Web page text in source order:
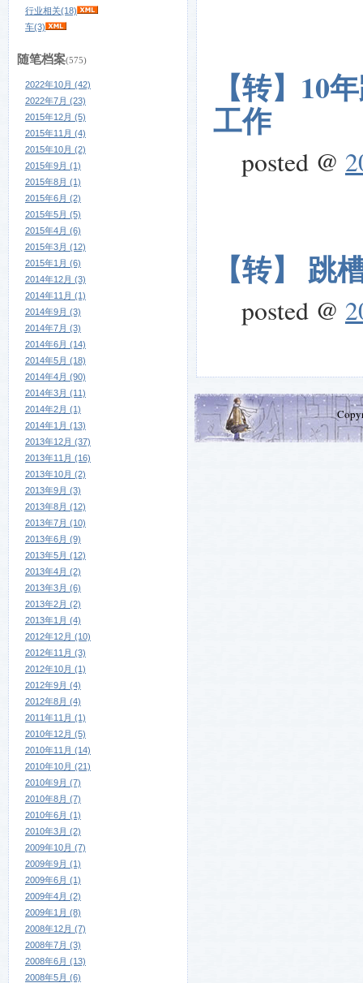
行业相关(18)
车(3)
随笔档案(575)
2022年10月 (42)
2022年7月 (23)
2015年12月 (5)
2015年11月 (4)
2015年10月 (2)
2015年9月 (1)
2015年8月 (1)
2015年6月 (2)
2015年5月 (5)
2015年4月 (6)
2015年3月 (12)
2015年1月 (6)
2014年12月 (3)
2014年11月 (1)
2014年9月 (3)
2014年7月 (3)
2014年6月 (14)
2014年5月 (18)
2014年4月 (90)
2014年3月 (11)
2014年2月 (1)
2014年1月 (13)
2013年12月 (37)
2013年11月 (16)
2013年10月 (2)
2013年9月 (3)
2013年8月 (12)
2013年7月 (10)
2013年6月 (9)
2013年5月 (12)
2013年4月 (2)
2013年3月 (6)
2013年2月 (2)
2013年1月 (4)
2012年12月 (10)
2012年11月 (3)
2012年10月 (1)
2012年9月 (4)
2012年8月 (4)
2011年11月 (1)
2010年12月 (5)
2010年11月 (14)
2010年10月 (21)
2010年9月 (7)
2010年8月 (7)
2010年6月 (1)
2010年3月 (2)
2009年10月 (7)
2009年9月 (1)
2009年6月 (1)
2009年4月 (2)
2009年1月 (8)
2008年12月 (7)
2008年7月 (3)
2008年6月 (13)
2008年5月 (6)
【转】10
工作
posted @
【转】 跳
posted @